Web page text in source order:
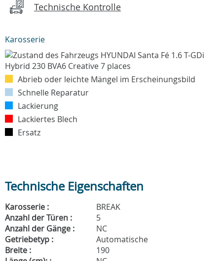
Technische Kontrolle
Karosserie
Abrieb oder leichte Mängel im Erscheinungsbild
Schnelle Reparatur
Lackierung
Lackiertes Blech
Ersatz
Technische Eigenschaften
Karosserie :
BREAK
Anzahl der Türen :
5
Anzahl der Gänge :
NC
Getriebetyp :
Automatische
Breite :
190